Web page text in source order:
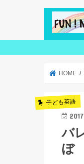
HOME
子ども英語
バ
ぼ